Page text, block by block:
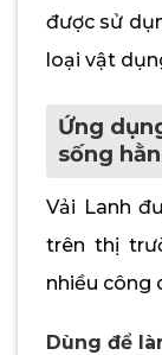
được sử
loại vật
Ứng
sống
Vải Lanh
trên thị
nhiều công
Dùng để